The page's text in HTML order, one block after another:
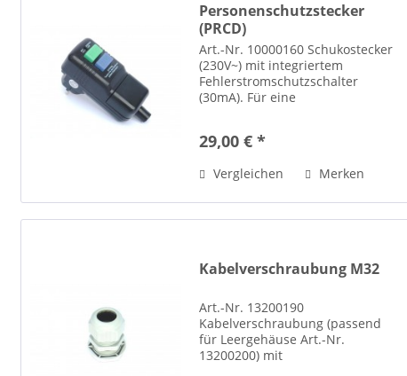
Personenschutzstecker
(PRCD)
Art.-Nr. 10000160 Schukostecker
(230V~) mit integriertem
Fehlerstromschutzschalter
(30mA). Für eine
Kabelanschluss bis 3x 2,5qmm.
R esidual C urrent D evice
29,00 € *
Vergleichen Merken
Kabelverschraubung M32
Art.-Nr. 13200190
Kabelverschraubung (passend
für Leergehäuse Art.-Nr.
13200200) mit